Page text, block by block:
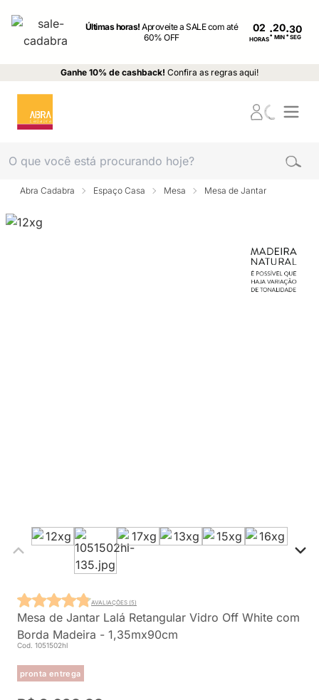
Últimas horas!Aproveite a SALE com até
60% OFF
02
HORAS: MIN : SEG
Ganhe 10% de cashback! Confira as regras aqui!
Abra Cadabra Espaço Casa Mesa Mesa de Jantar
Mesa de Jantar Lalá Retangular Vidro Off White com
Borda Madeira - 1,35mx90cm
Cod. 1051502hl
pronta entrega
AVALIAÇÕES (5)